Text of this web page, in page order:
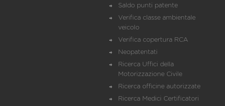
Saldo punti patente
Verifica classe ambientale
veicolo
Verifica copertura RCA
Neopatentati
Ricerca Uffici della
Motorizzazione Civile
Ricerca officine autorizzate
Ricerca Medici Certificatori